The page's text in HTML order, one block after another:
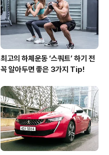
과적인 운영
최고의 하체운동 ‘스쿼트’ 하기 전
꼭 알아두면 좋은 3가지 Tip!